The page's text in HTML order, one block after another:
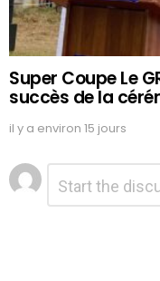
Super Coupe Le
succès de la
il y a environ 15 jours
Laisser
un
commentaire
Commentaire